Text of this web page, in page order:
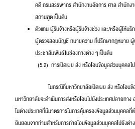
คดี กรมสรรพากร สำนักงานอัยการ ศาล สำนักงา
สถานฑูต เป็นต้น
ตัวแทน ผู้รับจ้างหรือผู้รับจ้างช่วง และ/หรือผู้ให้บริ
ผู้ตรวจสอบบัญชี ทนายความ ที่ปรึกษากฎหมาย ผู้
ประชาสัมพันธ์ในช่องทางต่าง ๆ เป็นต้น
(5.2) การเปิดเผย ส่ง หรือโอนข้อมูลส่วนบุคคลไปยั
ในกรณีที่มหาวิทยาลัยเปิดเผย ส่ง หรือโอนข้อมูล
มหาวิทยาลัยจะดำเนินการส่งหรือโอนไปยังประเทศปลายทา
ในต่างประเทศที่มีมาตรการในการคุ้มครองข้อมูลส่วนบุคคล
ยินยอมจากท่านสำหรับการถ่ายโอนข้อมูลส่วนบุคคลไปยังต่า